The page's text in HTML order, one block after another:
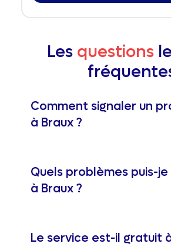
Les questions
Comment signaler un
à Braux ?
Quels problèmes puis-
à Braux ?
Le service est-il gratuit